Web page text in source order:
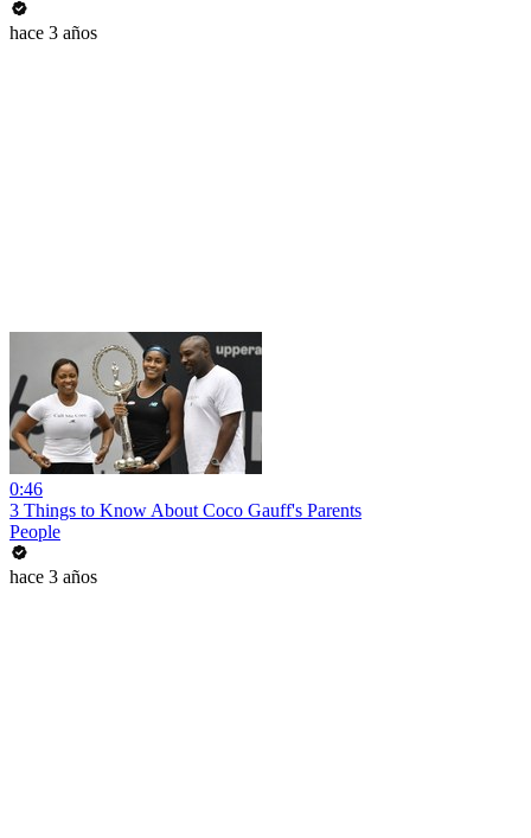
hace 3 años
0:46
3 Things to Know About Coco Gauff's Parents
People
hace 3 años